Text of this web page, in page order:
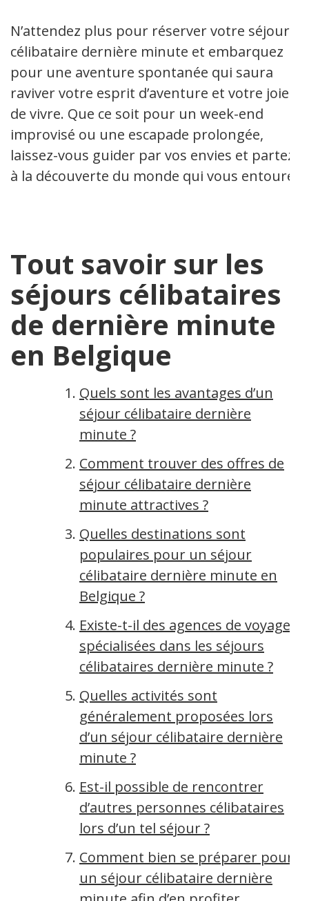
N’attendez plus pour réserver votre séjour
célibataire dernière minute et embarquez
pour une aventure spontanée qui saura
raviver votre esprit d’aventure et votre joie
de vivre. Que ce soit pour un week-end
improvisé ou une escapade prolongée,
laissez-vous guider par vos envies et partez
à la découverte du monde qui vous entoure.
Tout savoir sur les
séjours célibataires
de dernière minute
en Belgique
Quels sont les avantages d’un
séjour célibataire dernière
minute ?
Comment trouver des offres de
séjour célibataire dernière
minute attractives ?
Quelles destinations sont
populaires pour un séjour
célibataire dernière minute en
Belgique ?
Existe-t-il des agences de voyage
spécialisées dans les séjours
célibataires dernière minute ?
Quelles activités sont
généralement proposées lors
d’un séjour célibataire dernière
minute ?
Est-il possible de rencontrer
d’autres personnes célibataires
lors d’un tel séjour ?
Comment bien se préparer pour
un séjour célibataire dernière